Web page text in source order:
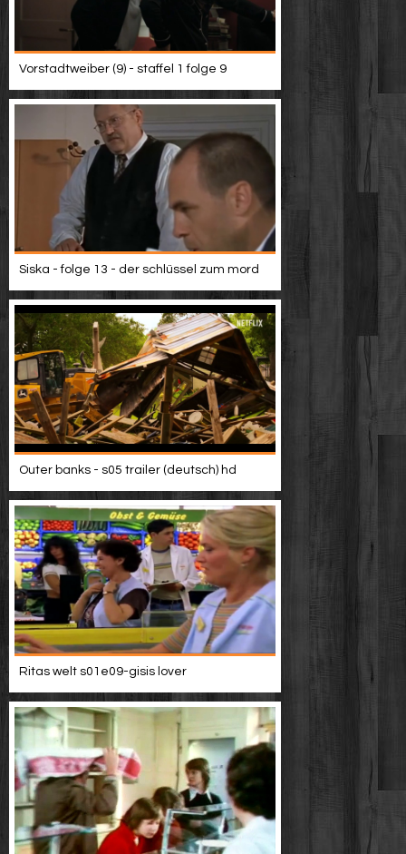
Vorstadtweiber (9) - staffel 1 folge 9
Siska - folge 13 - der schlüssel zum mord
Outer banks - s05 trailer (deutsch) hd
Ritas welt s01e09-gisis lover